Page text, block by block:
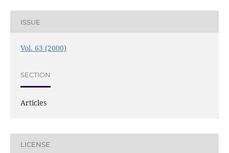
ISSUE
Vol. 63 (2000)
SECTION
Articles
LICENSE